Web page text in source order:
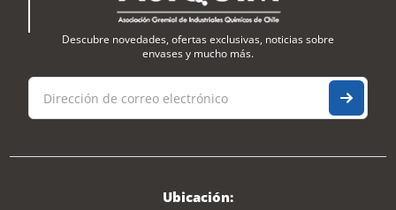
Descubre novedades, ofertas exclusivas, noticias sobre
envases y mucho más.
Ubicación: